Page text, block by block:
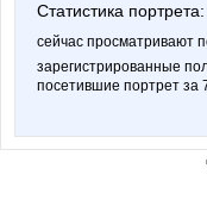
Статистика портрета:
сейчас просматривают
зарегистрированные
посетившие портрет за